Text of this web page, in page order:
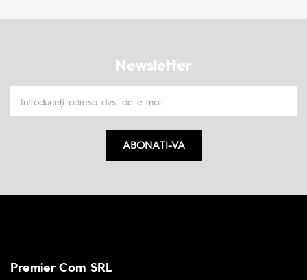
Newsletter
ABONATI-VA
Premier Com SRL